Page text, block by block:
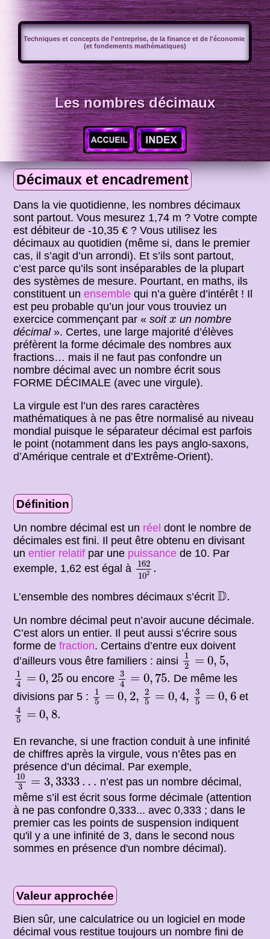
Techniques et concepts de l'entreprise, de la finance et de l'économie
(et fondements mathématiques)
Les nombres décimaux
Décimaux et encadrement
Dans la vie quotidienne, les nombres décimaux
sont partout. Vous mesurez 1,74 m ? Votre compte
est débiteur de -10,35 € ? Vous utilisez les
décimaux au quotidien (même si, dans le premier
cas, il s’agit d’un arrondi). Et s’ils sont partout,
c’est parce qu’ils sont inséparables de la plupart
des systèmes de mesure. Pourtant, en maths, ils
constituent unensemble qui n’a guère d’intérêt ! Il
est peu probable qu’un jour vous trouviez un
exercice commençant par «soitx
x un nombre
décimal». Certes, une large majorité d’élèves
préfèrent la forme décimale des nombres aux
fractions… mais il ne faut pas confondre un
nombre décimal avec un nombre écrit sous
FORME DÉCIMALE (avec une virgule).
La virgule est l’un des rares caractères
mathématiques à ne pas être normalisé au niveau
mondial puisque le séparateur décimal est parfois
le point (notamment dans les pays anglo-saxons,
d’Amérique centrale et d’Extrême-Orient).
Définition
Un nombre décimal est un réel dont le nombre de
décimales est fini. Il peut être obtenu en divisant
unentier relatif par une puissance de 10. Par
exemple, 1,62 est égal à
162
102 .
162102 .
L’ensemble des nombres décimaux s’écrit D.
D
Un nombre décimal peut n’avoir aucune décimale.
C’est alors un entier. Il peut aussi s’écrire sous
forme defraction. Certains d’entre eux doivent
d’ailleurs vous être familiers : ainsi
1
2
= 0, 5,
12=0,5,
1
4
= 0, 25
1 0, 25
ou encore 3
4
= 0, 75.
3 0, 75.
De même les
divisions par 5 :
1
5
= 0, 2,
1 0, 2,
2
5
= 0,4,
25 0, ,
3
5
= 0, 6
3 0,
et
4
5
= 0, 8.
4 0, 8.
En revanche, si une fraction conduit à une infinité
de chiffres après la virgule, vous n’êtes pas en
présence d’un décimal. Par exemple,
10
3
= 3, 3333 …
103=3,3333 …
n’est pas un nombre décimal,
même s’il est écrit sous forme décimale (attention
à ne pas confondre 0,333... avec 0,333 ; dans le
premier cas les points de suspension indiquent
qu'il y a une infinité de 3, dans le second nous
sommes en présence d'un nombre décimal).
Valeur approchée
Bien sûr, une calculatrice ou un logiciel en mode
décimal vous restitue toujours un nombre fini de